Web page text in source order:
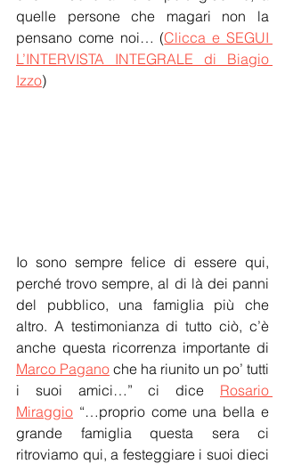
quelle persone che magari non la
pensano come noi… (Clicca e SEGUI
L’INTERVISTA INTEGRALE di Biagio
Izzo)
Io sono sempre felice di essere qui,
perché trovo sempre, al di là dei panni
del pubblico, una famiglia più che
altro. A testimonianza di tutto ciò, c’è
Marco Pagano che ha riunito un po’ tutti
i suoi amici…” ci dice Rosario
Miraggio “…proprio come una bella e
grande famiglia questa sera ci
ritroviamo qui, a festeggiare i suoi dieci